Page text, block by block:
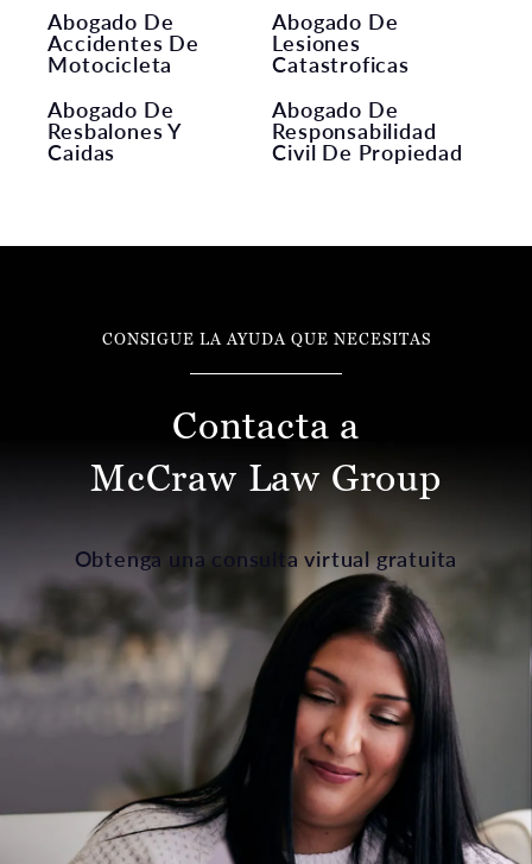
Abogado De
Accidentes De
Motocicleta
Abogado De
Lesiones
Catastroficas
Abogado De
Resbalones Y
Caidas
Abogado De
Responsabilidad
Civil De Propiedad
CONSIGUE LA AYUDA QUE NECESITAS
Contacta a
McCraw Law Group
Obtenga una consulta virtual gratuita